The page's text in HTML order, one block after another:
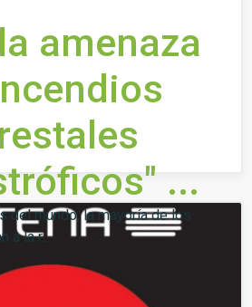
amenaza
...
del mundo, la mayoría de los
a la r...